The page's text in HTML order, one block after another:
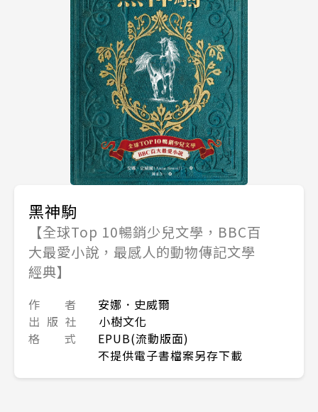
黑神駒
【全球Top 10暢銷少兒文學，BBC百
大最愛小說，最感人的動物傳記文學
經典】
作 者
安娜．史威爾
出 版 社
小樹文化
格 式
EPUB(流動版面)
不提供電子書檔案另存下載